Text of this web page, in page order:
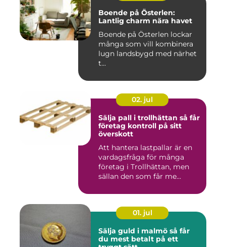
Boende på Österlen:
Lantlig charm nära havet
Boende på Österlen lockar
många som vill kombinera
lugn landsbygd med närhet
t...
02. jul
Sälja pall i trollhättan så får
företag kontroll på sitt
överskott
Att hantera lastpallar är en
vardagsfråga för många
företag i Trollhättan, men
sällan den som får me...
01. jul
Sälja guld i malmö så får
du mest betalt på ett